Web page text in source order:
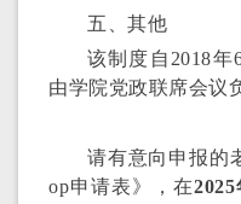
五、其他
该制度自2018
由学院党政联席会议
请有意向申报的
op申请表》，在2025